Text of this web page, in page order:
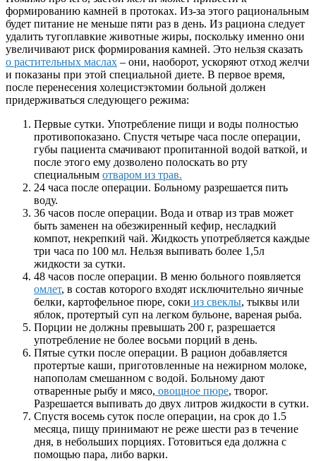
формированию камней в протоках. Из-за этого рациональным
будет питание не меньше пяти раз в день. Из рациона следует
удалить тугоплавкие животные жиры, поскольку именно они
увеличивают риск формирования камней. Это нельзя сказать
о растительных маслах – они, наоборот, ускоряют отход желчи
и показаны при этой специальной диете. В первое время,
после перенесения холецистэктомии больной должен
придерживаться следующего режима:
Первые сутки. Употребление пищи и воды полностью
противопоказано. Спустя четыре часа после операции,
губы пациента смачивают пропитанной водой ваткой, и
после этого ему дозволено полоскать во рту
специальным отваром из трав.
24 часа после операции. Больному разрешается пить
воду.
36 часов после операции. Вода и отвар из трав может
быть заменен на обезжиренный кефир, несладкий
компот, некрепкий чай. Жидкость употребляется каждые
три часа по 100 мл. Нельзя выпивать более 1,5л
жидкости за сутки.
48 часов после операции. В меню больного появляется
омлет, в состав которого входят исключительно яичные
белки, картофельное пюре, соки из свеклы, тыквы или
яблок, протертый суп на легком бульоне, вареная рыба.
Порции не должны превышать 200 г, разрешается
употребление не более восьми порций в день.
Пятые сутки после операции. В рацион добавляется
протертые каши, приготовленные на нежирном молоке,
напополам смешанном с водой. Больному дают
отваренные рыбу и мясо, овощное пюре, творог.
Разрешается выпивать до двух литров жидкости в сутки.
Спустя восемь суток после операции, на срок до 1.5
месяца, пищу принимают не реже шести раз в течение
дня, в небольших порциях. Готовиться еда должна с
помощью пара, либо варки.